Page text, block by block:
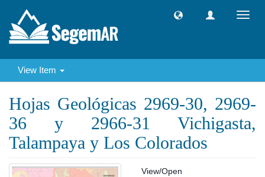
View Item
Hojas Geológicas 2969-30, 2969-
36 y 2966-31 Vichigasta,
Talampaya y Los Colorados
View/Open